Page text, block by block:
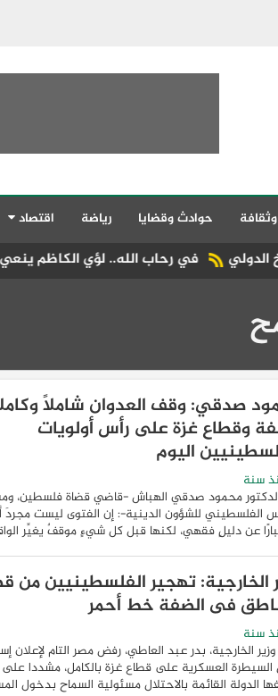
حوادث وقضايا رياضة اقتصاد
الله.. لؤي الكاظم ينعي والد محمد شديد
صدقي: وقف العدوان شاملًا
وقطاع غزة على رأس أولويات
اليوم
سنة
محمود صدقي الهباش -قاضي قضاة فلسطين،
الفلسطيني للشؤون الدينية-: إن الفتوى ليست
عن دليلٍ فقهي، لكنها قبل كل شيءٍ موقفٌ يغيِّر
الخارجية: تهجير الفلسطينيين من
فى الضفة خط أحمر
سنة
الخارجية، بدر عبد العاطي، رفض مصر التام لإعلان
العسكرية على قطاع غزة بالكامل، مشددا على
الدولة القائمة بالاحتلال مسئولية السماح بدخول